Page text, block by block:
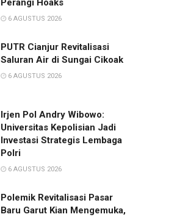
Perangi Hoaks
6 AGUSTUS 2026
PUTR Cianjur Revitalisasi
Saluran Air di Sungai Cikoak
6 AGUSTUS 2026
Irjen Pol Andry Wibowo:
Universitas Kepolisian Jadi
Investasi Strategis Lembaga
Polri
6 AGUSTUS 2026
Polemik Revitalisasi Pasar
Baru Garut Kian Mengemuka,